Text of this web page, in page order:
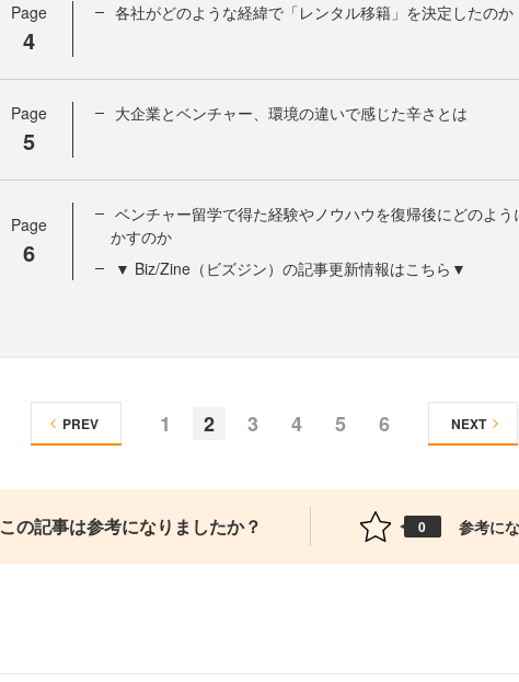
Page
4
各社がどのような経緯で「レンタル移籍」を決定したのか
Page
5
大企業とベンチャー、環境の違いで感じた辛さとは
Page
6
ベンチャー留学で得た経験やノウハウを復帰後にどのよう
かすのか
▼ Biz/Zine（ビズジン）の記事更新情報はこちら▼
1 2 3 4 5 6
PREV NEXT
この記事は参考になりましたか？ 0 参考に